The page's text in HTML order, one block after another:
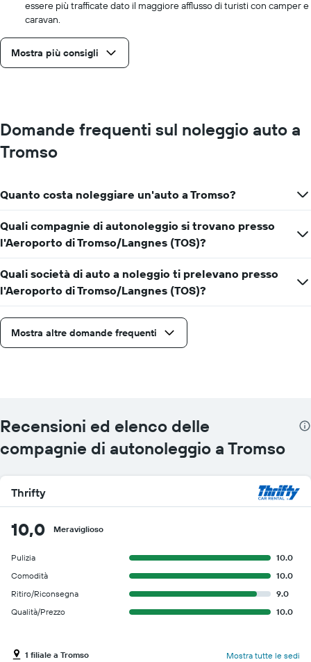
essere più trafficate dato il maggiore afflusso di turisti con camper e
caravan.
Mostra più consigli
Domande frequenti sul noleggio auto a
Tromso
Quanto costa noleggiare un'auto a Tromso?
Quali compagnie di autonoleggio si trovano presso
l'Aeroporto di Tromso/Langnes (TOS)?
Quali società di auto a noleggio ti prelevano presso
l'Aeroporto di Tromso/Langnes (TOS)?
Mostra altre domande frequenti
Recensioni ed elenco delle
compagnie di autonoleggio a Tromso
Thrifty
10,0 Meraviglioso
Pulizia
10.0
Comodità
10.0
Ritiro/Riconsegna
9.0
Qualità/Prezzo
10.0
1 filiale a Tromso Mostra tutte le sedi